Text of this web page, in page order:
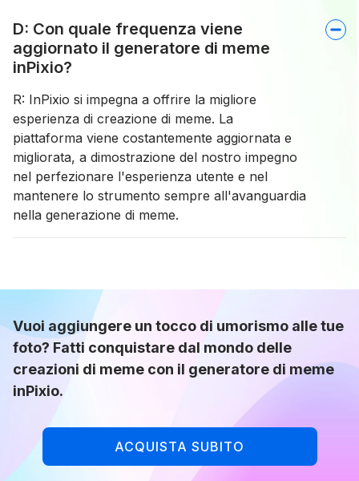
D: Con quale frequenza viene
aggiornato il generatore di meme
inPixio?
R: InPixio si impegna a offrire la migliore
esperienza di creazione di meme. La
piattaforma viene costantemente aggiornata e
migliorata, a dimostrazione del nostro impegno
nel perfezionare l'esperienza utente e nel
mantenere lo strumento sempre all'avanguardia
nella generazione di meme.
Vuoi aggiungere un tocco di umorismo alle tue
foto? Fatti conquistare dal mondo delle
creazioni di meme con il generatore di meme
inPixio.
ACQUISTA SUBITO